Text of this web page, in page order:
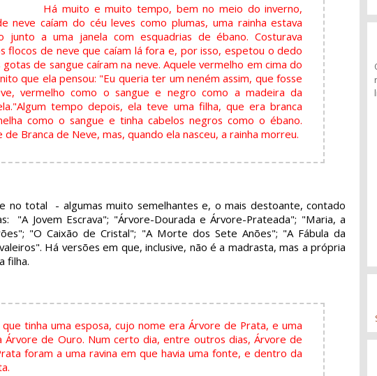
Há muito e muito tempo, bem no meio do inverno,
neve caíam do céu leves como plumas, uma rainha estava
junto a uma janela com esquadrias de ébano. Costurava
flocos de neve que caíam lá fora e, por isso, espetou o dedo
de sangue caíram na neve. Aquele vermelho em cima do
que ela pensou: "Eu queria ter um neném assim, que fosse
vermelho como o sangue e negro como a madeira da
Algum tempo depois, ela teve uma filha, que era branca
como o sangue e tinha cabelos negros como o ébano.
de Branca de Neve, mas, quando ela nasceu, a rainha morreu.
no total - algumas muito semelhantes e, o mais destoante, contado
"A Jovem Escrava"; "Árvore-Dourada e Árvore-Prateada"; "Maria, a
"O Caixão de Cristal"; "A Morte dos Sete Anões"; "A Fábula da
Há versões em que, inclusive, não é a madrasta, mas a própria
filha.
tinha uma esposa, cujo nome era Árvore de Prata, e uma
Árvore de Ouro. Num certo dia, entre outros dias, Árvore de
foram a uma ravina em que havia uma fonte, e dentro da